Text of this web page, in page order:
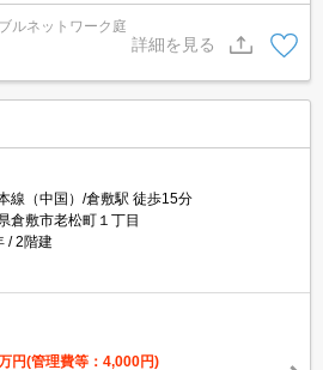
ルネットワーク庭
詳細を見る
線（中国）/倉敷駅 徒歩15分
倉敷市老松町１丁目
2階建
円(管理費等：4,000円)